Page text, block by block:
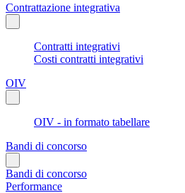
Contrattazione integrativa
Contratti integrativi
Costi contratti integrativi
OIV
OIV - in formato tabellare
Bandi di concorso
Bandi di concorso
Performance